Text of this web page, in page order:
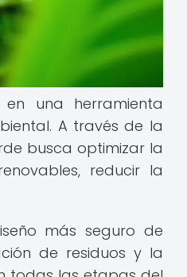
una herramienta
A través de la
busca optimizar la
reducir la
más seguro de
de residuos y la